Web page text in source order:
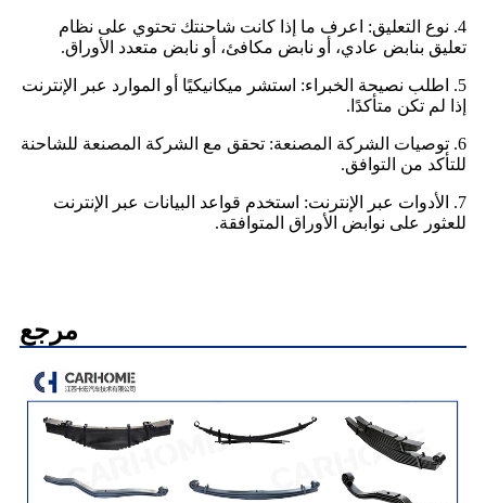
4. نوع التعليق: اعرف ما إذا كانت شاحنتك تحتوي على نظام
تعليق بنابض عادي، أو نابض مكافئ، أو نابض متعدد الأوراق.
5. اطلب نصيحة الخبراء: استشر ميكانيكيًا أو الموارد عبر الإنترنت
إذا لم تكن متأكدًا.
6. توصيات الشركة المصنعة: تحقق مع الشركة المصنعة للشاحنة
للتأكد من التوافق.
7. الأدوات عبر الإنترنت: استخدم قواعد البيانات عبر الإنترنت
للعثور على نوابض الأوراق المتوافقة.
مرجع